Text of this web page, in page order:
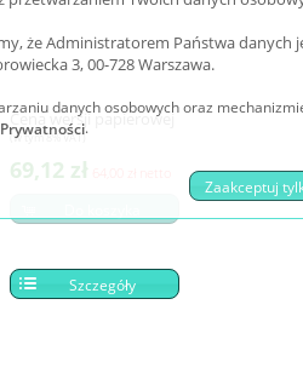
Cena wersji papierowej
(w tym8%VAT)
69,12 zł
Szczegóły
że Administratorem Państwa danych
3, 00-728 Warszawa.
danych osobowych oraz
.
Zaakceptuj